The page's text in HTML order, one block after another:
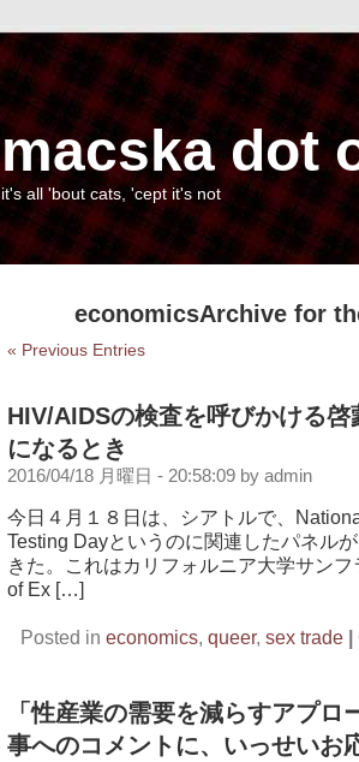
macska dot
it's all 'bout cats, 'cept it's not
economicsArchive for
« Previous Entries
HIV/AIDSの検査を呼びかける
になるとき
2016/04/18 月曜日 - 20:58:09 by admin
今日４月１８日は、シアトルで、
Testing Dayというのに関連したパネル
きた。これはカリフォルニア大学サン
of Ex […]
Posted in economics, queer, sex trade |
「性産業の需要を減らすアプロ
事へのコメントに、いっせいお